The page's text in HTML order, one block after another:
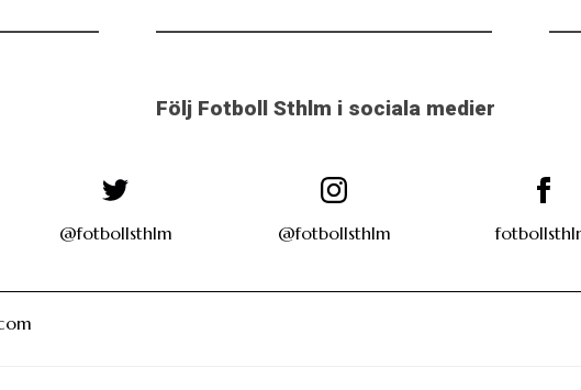
Följ Fotboll Sthlm i sociala medier
@fotbollsthlm @fotbollsthlm